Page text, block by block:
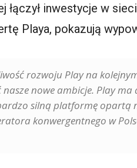
inwestycje w
Playa, pokazują
rozwoju Play na
nasze nowe ambicje. Play
silną platformę opartą
konwergentnego w